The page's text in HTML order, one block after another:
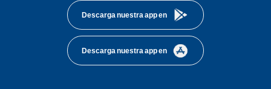
Descarga nuestra app en
Descarga nuestra app en